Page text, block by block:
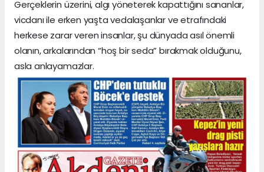
Gerçeklerin üzerini, algı yöneterek kapattığını sananlar,
vicdanı ile erken yaşta vedalaşanlar ve etrafındaki
herkese zarar veren insanlar, şu dünyada asıl önemli
olanın, arkalarından “hoş bir seda” bırakmak olduğunu,
asla anlayamazlar.